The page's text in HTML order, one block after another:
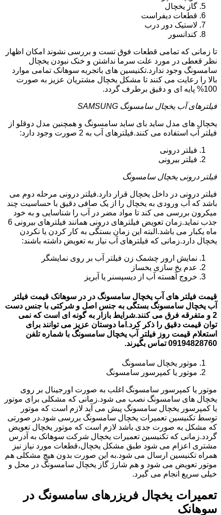
گاز یخچال
قطعات دیفراست
لاستیک دور درب
کندانسور
تا زمانی که تمامی قطعات فوق تست و بررسی نشوند امکان اظهار
نظر قعطی در مورد علت سرما نداشتن و خنک نبودن یخچال
سامسونگ وجود ندارد.تکنیسین های باتجربه سوهانک تمامی موارد
بالا را رعایت می کنند تا مشکل یخچال مشتریان عزیز به صورت
100% پایه ای و دقیق برطرف گردد.
فیلترهای آب یخچال سامسونگ SAMSUNG
یخچال های مدل ساید بای ساید سامسونگ و همچنین مدل دوقلو از
فیلتر آب استفاده می کنند.فیلترهای آب به 2 صورت وجود دارد:
فیلتر درونی
فیلتر بیرونی
فیلتر درونی یخچال سامسونگ
فیلتر درونی در داخل یخچال قرار دارد.فیلتر درونی مرحله دوم می
باشد که آب ورودی به یخچال را از یک صافی دقیق با حساسیت چند
میکرون بررسی می کند تا مواد مضر در آب را شناسایی و به خود
جذب نماید.زمان تعویض فیلترهای درونی همانند فیلترهای بیرونی 6
ماه یکبار می باشد.البته این زمان بستگی به کار کردن یا نکردن
یخچال دارد.زمانی که فیلترهای آب نیاز به تعویض داشته باشند:
نمایش ارور چشمک زن فیلتر آب بر روی نمایشگر
عدم یخ سازی یخساز
خروج آهسته آب از دیسپسنر یا آبریز
قیمت فیلتر های آب یخچال سامسونگ در در سوهانک قیمت فیلتر
آب یخچال سامسونگ بستگی به جنس اصل و شرکتی با جنس دست
2 و متفرقه فرق می کنند.شرایط بازار به گونه ای است که نمی
توان قیمت دقیق را ذکر کرد.اما دوستان عزیز می توانند برای
استعلام قیمت روز فیلتر آب یخچال سامسونگ با شماره تلفن
09194828760 تماس بگیرند.
موتور یخچال سامسونگ
موتور یا کمپرسور سامسونگ
موتور یا کمپرسور سامسونگ اغلب به صورت اورجینال بر روی
یخچال های سامسونگ نصب می شود.زمانی که مشکلی برای موتور
یا کمپرسور یخچال سامسونگ پیش می آید لازم است که موتور
توسط تکنیسین تعمیرات یخچال سامسونگ بررسی شود.در صورتی
که مشکل به صورت جدی باشد لازم است که موتور یخچال تعویض
گردد.زمانی که تکنیسین تعمیرات یخچال شرکت سوهانک به آدرس
مشتری اعزام می شود طبق مشکل یخچال،قطعات مورد نیاز نیز
همراه تکنیسین ارسال می شود.به این صورت بدون هیچ مشکلی هم
موتور تعویض می شود و هم شارژ گاز یخچال سامسونگ در محل و
خیلی سریع انجام می گیرد.
تعمیرات یخچال فریزرهای سامسونگ در
سوهانک